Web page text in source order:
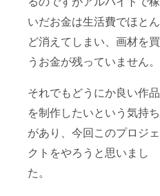
いだお金は生活費でほとん
ど消えてしまい、画材を買
うお金が残っていません。
それでもどうにか良い作品
を制作したいという気持ち
があり、今回このプロジェ
クトをやろうと思いまし
た。